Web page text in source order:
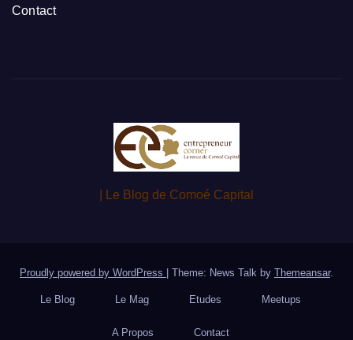
Contact
| Le Blog de Comoé Capital
Proudly powered by WordPress Theme: News Talk by Themeansar.
Le Blog Le Mag Etudes Meetups
A Propos Contact